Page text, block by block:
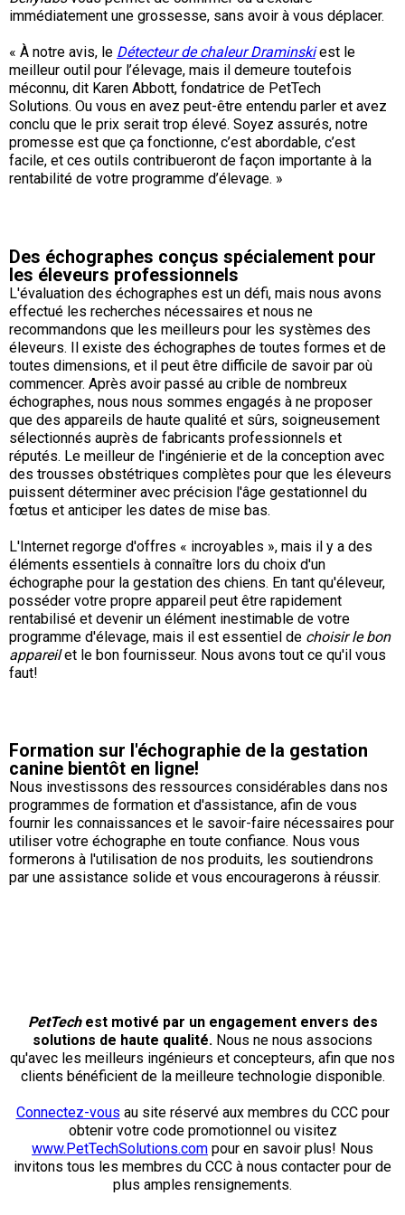
Corgi gallois (Cardigan)
Corgi gallois (Pembroke)
Pumi
Lapphund suédois
Rhodesian ridgeback
Lévrier persan
Shikoku
Whippet
Épagneul des champs
Épagneul français
Épagneul d’eau irlandais
Épagneul Sussex
Spinone italiano
Vizsla à poil lisse
Vizsla à poil dur
Braque de Weimar
Terrier wheaten à poil doux
Bull terrier du Staffordshire
Terrier gallois
Terrier blanc du West Highland
Mâtin napolitain
Terre-Neuve
Chien d’eau portugais
Rottweiler
Schnauzer (géant)
Schnauzer (standard)
Husky sibérien
Saint Bernard
Dogue du Tibet
Laika de lakoutie
immédiatement une grossesse, sans avoir à vous déplacer.
« À notre avis, le Détecteur de chaleur Draminskiest le
meilleur outil pour l’élevage, mais il demeure toutefois
méconnu, dit Karen Abbott, fondatrice de PetTech
Solutions. Ou vous en avez peut-être entendu parler et avez
conclu que le prix serait trop élevé. Soyez assurés, notre
promesse est que ça fonctionne, c’est abordable, c’est
facile, et ces outils contribueront de façon importante à la
rentabilité de votre programme d’élevage. »
Des échographes conçus spécialement pour
les éleveurs professionnels
L'évaluation des échographes est un défi, mais nous avons
effectué les recherches nécessaires et nous ne
recommandons que les meilleurs pour les systèmes des
éleveurs. Il existe des échographes de toutes formes et de
toutes dimensions, et il peut être difficile de savoir par où
commencer. Après avoir passé au crible de nombreux
échographes, nous nous sommes engagés à ne proposer
que des appareils de haute qualité et sûrs, soigneusement
sélectionnés auprès de fabricants professionnels et
réputés. Le meilleur de l'ingénierie et de la conception avec
des trousses obstétriques complètes pour que les éleveurs
puissent déterminer avec précision l'âge gestationnel du
fœtus et anticiper les dates de mise bas.
L'Internet regorge d'offres « incroyables », mais il y a des
éléments essentiels à connaître lors du choix d'un
échographe pour la gestation des chiens. En tant qu'éleveur,
posséder votre propre appareil peut être rapidement
rentabilisé et devenir un élément inestimable de votre
programme d'élevage, mais il est essentiel de choisir le bon
appareilet le bon fournisseur. Nous avons tout ce qu'il vous
faut!
Formation sur l'échographie de la gestation
canine bientôt en ligne!
Nous investissons des ressources considérables dans nos
programmes de formation et d'assistance, afin de vous
fournir les connaissances et le savoir-faire nécessaires pour
utiliser votre échographe en toute confiance. Nous vous
formerons à l'utilisation de nos produits, les soutiendrons
par une assistance solide et vous encouragerons à réussir.
PetTech est motivé par un engagement envers des
solutions de haute qualité. Nous ne nous associons
qu'avec les meilleurs ingénieurs et concepteurs, afin que nos
clients bénéficient de la meilleure technologie disponible.
Connectez-vous au site réservé aux membres du CCC pour
obtenir votre code promotionnel ou visitez
www.PetTechSolutions.com pour en savoir plus! Nous
invitons tous les membres du CCC à nous contacter pour de
plus amples rensignements.